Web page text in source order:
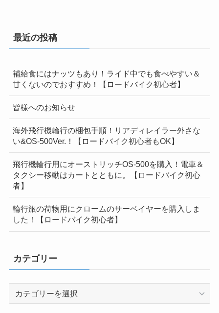
最近の投稿
補給食にはナッツもあり！ライド中でも食べやすい＆
甘くないのでおすすめ！【ロードバイク初心者】
皆様へのお知らせ
海外飛行機輪行の梱包手順！リアディレイラー外さな
い&OS-500Ver.！【ロードバイク初心者もOK】
飛行機輪行用にオーストリッチOS-500を購入！電車＆
タクシー移動はカートとともに。【ロードバイク初心
者】
輪行旅の荷物用にクロームのサーベイヤーを購入しま
した！【ロードバイク初心者】
カテゴリー